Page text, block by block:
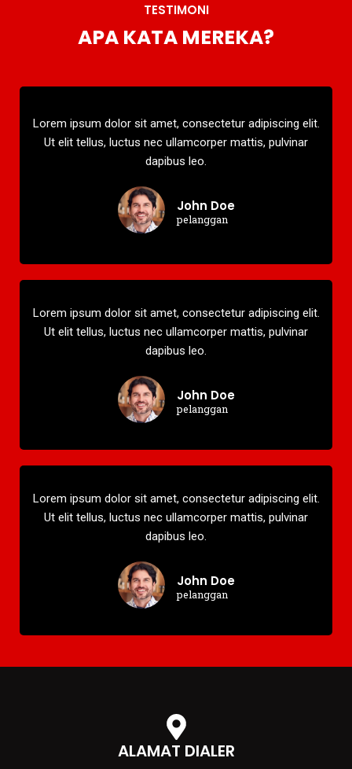
TESTIMONI
APA KATA MEREKA?
Lorem ipsum dolor sit amet, consectetur adipiscing elit.
Ut elit tellus, luctus nec ullamcorper mattis, pulvinar
dapibus leo.
John Doe
pelanggan
Lorem ipsum dolor sit amet, consectetur adipiscing elit.
Ut elit tellus, luctus nec ullamcorper mattis, pulvinar
dapibus leo.
John Doe
pelanggan
Lorem ipsum dolor sit amet, consectetur adipiscing elit.
Ut elit tellus, luctus nec ullamcorper mattis, pulvinar
dapibus leo.
John Doe
pelanggan
ALAMAT DIALER